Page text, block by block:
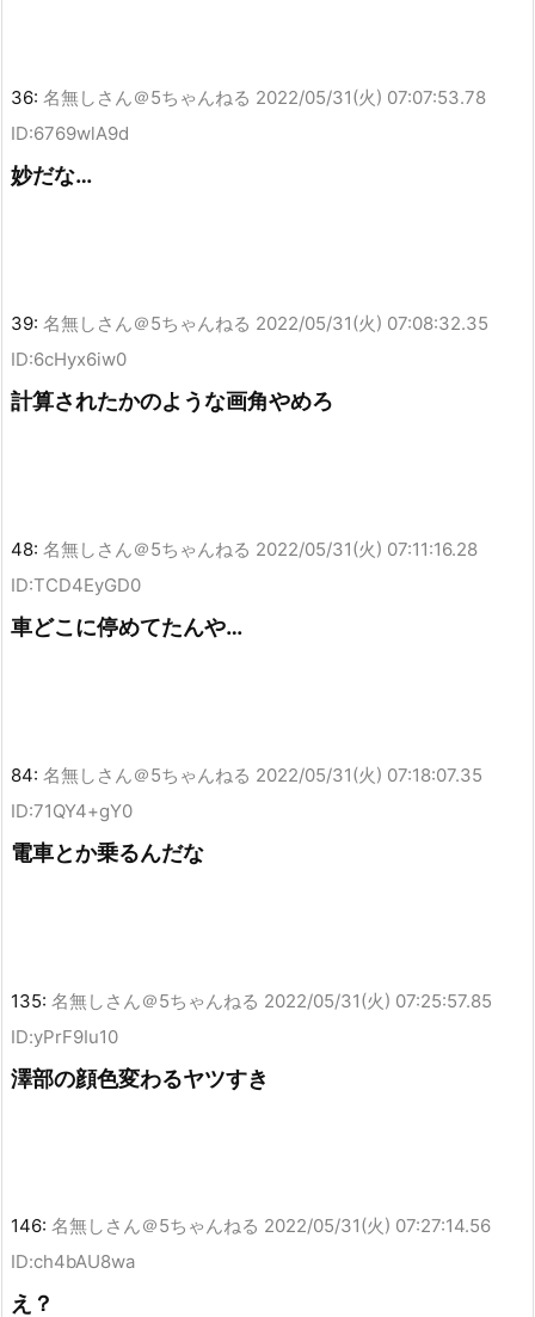
36: 名無しさん＠5ちゃんねる 2022/05/31(火) 07:07:53.78
ID:6769wlA9d
妙だな…
39: 名無しさん＠5ちゃんねる 2022/05/31(火) 07:08:32.35
ID:6cHyx6iw0
計算されたかのような画角やめろ
48: 名無しさん＠5ちゃんねる 2022/05/31(火) 07:11:16.28
ID:TCD4EyGD0
車どこに停めてたんや…
84: 名無しさん＠5ちゃんねる 2022/05/31(火) 07:18:07.35
ID:71QY4+gY0
電車とか乗るんだな
135: 名無しさん＠5ちゃんねる 2022/05/31(火) 07:25:57.85
ID:yPrF9Iu10
澤部の顔色変わるヤツすき
146: 名無しさん＠5ちゃんねる 2022/05/31(火) 07:27:14.56
ID:ch4bAU8wa
え？